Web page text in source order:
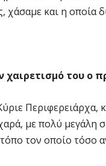
χάσαμε και η οποία
χαιρετισμό του ο
Περιφερειάρχα,
με πολύ μεγάλη
τον οποίο τόσο